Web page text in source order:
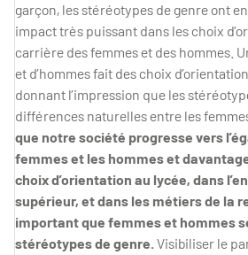
garçon, les stéréotypes de genre ont
impact très puissant dans les choix
carrière des femmes et des hommes.
et d’hommes fait des choix
donnant l’impression que les
différences naturelles entre les
que notre société progresse vers
femmes et les hommes et
choix d’orientation au lycée, dans
supérieur, et dans les métiers de la
important que femmes et hommes
stéréotypes de genre. Visibiliser le